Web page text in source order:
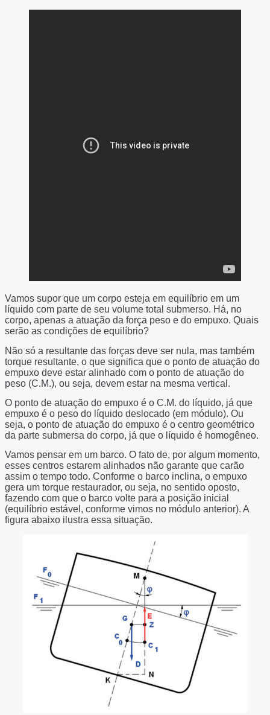
Vamos supor que um corpo esteja em equilíbrio em um
líquido com parte de seu volume total submerso. Há, no
corpo, apenas a atuação da força peso e do empuxo. Quais
serão as condições de equilíbrio?
Não só a resultante das forças deve ser nula, mas também
torque resultante, o que significa que o ponto de atuação do
empuxo deve estar alinhado com o ponto de atuação do
peso (C.M.), ou seja, devem estar na mesma vertical.
O ponto de atuação do empuxo é o C.M. do líquido, já que
empuxo é o peso do líquido deslocado (em módulo). Ou
seja, o ponto de atuação do empuxo é o centro geométrico
da parte submersa do corpo, já que o líquido é homogêneo.
Vamos pensar em um barco. O fato de, por algum momento,
esses centros estarem alinhados não garante que carão
assim o tempo todo. Conforme o barco inclina, o empuxo
gera um torque restaurador, ou seja, no sentido oposto,
fazendo com que o barco volte para a posição inicial
(equilíbrio estável, conforme vimos no módulo anterior). A
figura abaixo ilustra essa situação.